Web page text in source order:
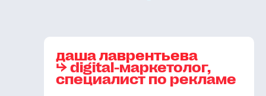
даша лаврентьева
⮡digital-маркетолог,
специалист по рекламе